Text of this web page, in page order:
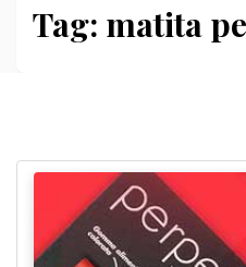
Tag: matita